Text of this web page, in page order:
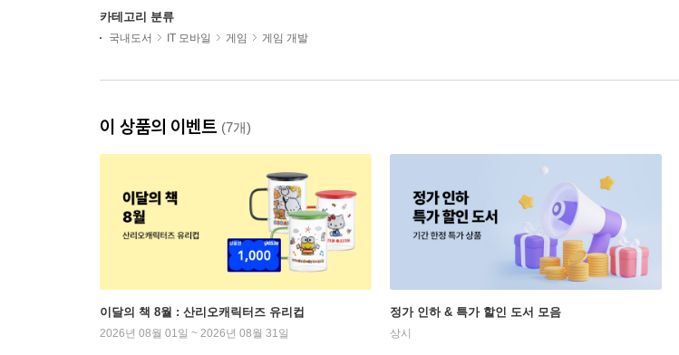
카테고리 분류
국내도서 IT 모바일 게임 게임 개발
이 상품의 이벤트 (7개)
이달의 책 8월 : 산리오캐릭터즈 유리컵
2026년 08월 01일 ~ 2026년 08월 31일
정가 인하 & 특가 할인 도서 모음
상시